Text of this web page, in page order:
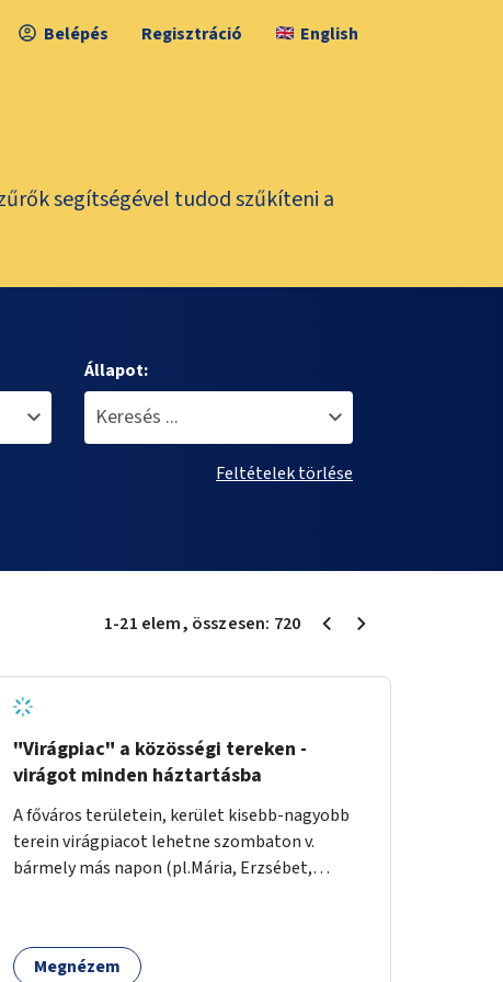
Belépés Regisztráció English
segítségével tudod szűkíteni a
Állapot:
Feltételek törlése
1-21 elem, összesen: 720
"Virágpiac" a közösségi tereken -
virágot minden háztartásba
A főváros területein, kerület kisebb-nagyobb
terein virágpiacot lehetne szombaton v.
bármely más napon (pl.Mária, Erzsébet,
helyeket, 50-150nm vagy afeletti területet (ha
sokakat érdekelne). Névleges összeget fizetne
Megnézem